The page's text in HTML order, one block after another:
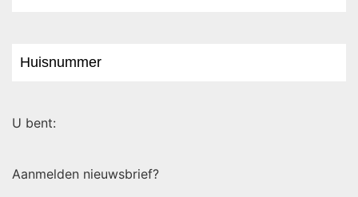
U bent:
Aanmelden nieuwsbrief?